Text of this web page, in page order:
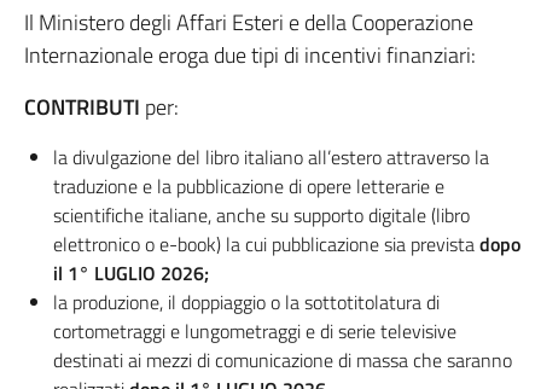
Il Ministero degli Affari Esteri e della Cooperazione
Internazionale eroga due tipi di incentivi finanziari:
CONTRIBUTI per:
la divulgazione del libro italiano all’estero attraverso la
traduzione e la pubblicazione di opere letterarie e
scientifiche italiane, anche su supporto digitale (libro
elettronico o e-book) la cui pubblicazione sia previstadopo
il 1° LUGLIO 2026;
la produzione, il doppiaggio o la sottotitolatura di
cortometraggi e lungometraggi e di serie televisive
destinati ai mezzi di comunicazione di massa che saranno